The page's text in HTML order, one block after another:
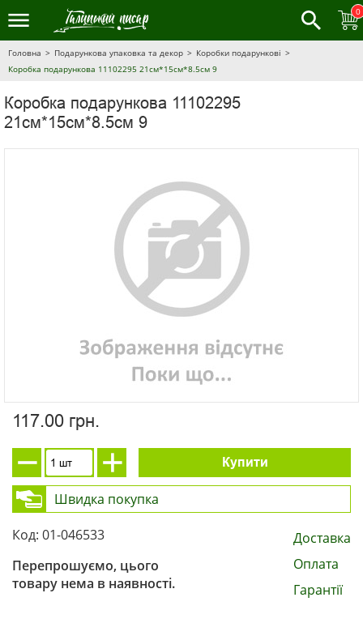
0
Головна Подарункова упаковка та декор
Коробки подарункові
Коробка подарункова 11102295 21см*15см*8.5см 9
Коробка подарункова 11102295
21см*15см*8.5см 9
117.00 грн.
Купити
Швидка покупка
Код: 01-046533
Перепрошуємо, цього
товару нема в наявності.
Доставка
Оплата
Гарантії